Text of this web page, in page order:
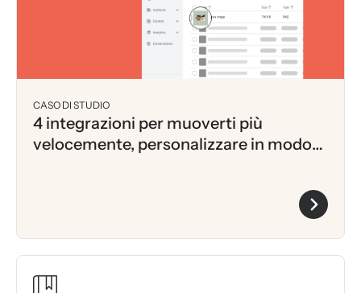
CASO DI STUDIO
4 integrazioni per muoverti più
velocemente, personalizzare in modo